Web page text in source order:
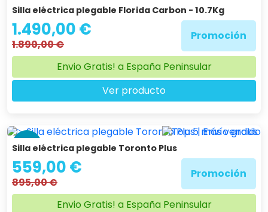
Silla eléctrica plegable Florida Carbon - 10.7Kg
1.490,00 €
1.890,00 €
Promoción
Envio Gratis! a España Peninsular
Ver producto
-38 %
Silla eléctrica plegable Toronto Plus
559,00 €
895,00 €
Promoción
Envio Gratis! a España Peninsular